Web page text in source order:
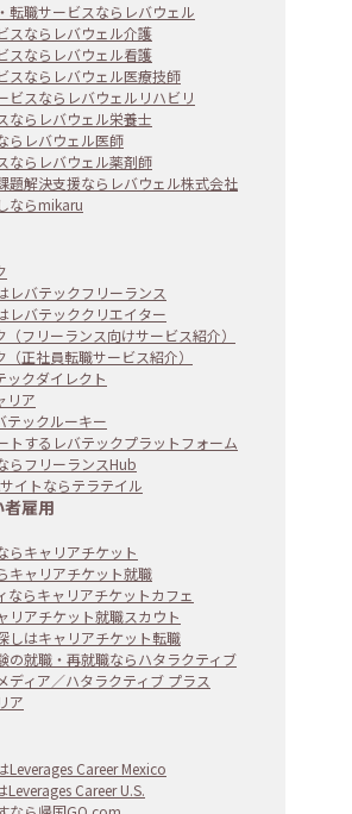
転職サービスならレバウェル
スならレバウェル介護
スならレバウェル看護
スならレバウェル医療技師
ビスならレバウェルリハビリ
ならレバウェル栄養士
らレバウェル医師
ならレバウェル薬剤師
題解決支援ならレバウェル株式会社
ならmikaru
レバテックフリーランス
レバテッククリエイター
フリーランス向けサービス紹介）
正社員転職サービス紹介）
ックダイレクト
リア
テックルーキー
トするレバテックプラットフォーム
らフリーランスHub
イトならテラテイル
雇用
らキャリアチケット
キャリアチケット就職
ならキャリアチケットカフェ
リアチケット就職スカウト
しはキャリアチケット転職
の就職・再就職ならハタラクティブ
ディア／ハタラクティブ プラス
ア
Leverages Career Mexico
Career U.S.